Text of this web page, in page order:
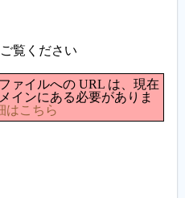
覧ください
ァイルへの URL は、現在
インにある必要がありま
はこちら